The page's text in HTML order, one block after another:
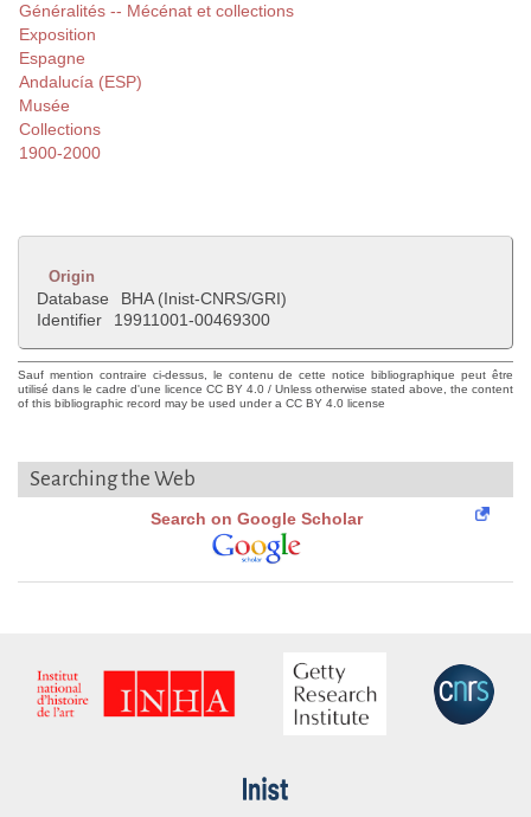
Généralités -- Mécénat et collections
Exposition
Espagne
Andalucía (ESP)
Musée
Collections
1900-2000
Origin
Database
BHA (Inist-CNRS/GRI)
Identifier
19911001-00469300
Sauf mention contraire ci-dessus, le contenu de cette notice bibliographique peut être
utilisé dans le cadre d'une licence CC BY 4.0 / Unless otherwise stated above, the content
of this bibliographic record may be used under a CC BY 4.0 license
Searching the Web
Search on Google Scholar